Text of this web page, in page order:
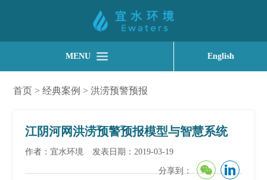
MENU English
首页 >经典案例 >洪涝预警预报
江阴河网洪涝预警预报模型与智慧系统
作者：宜水环境 发表日期：2019-03-19
分享到：